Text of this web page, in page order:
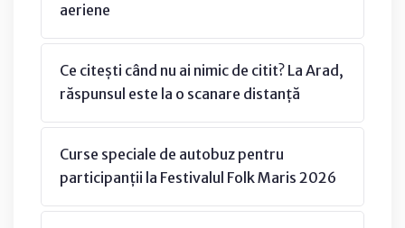
aeriene
Ce citești când nu ai nimic de citit? La Arad,
răspunsul este la o scanare distanță
Curse speciale de autobuz pentru
participanții la Festivalul Folk Maris 2026